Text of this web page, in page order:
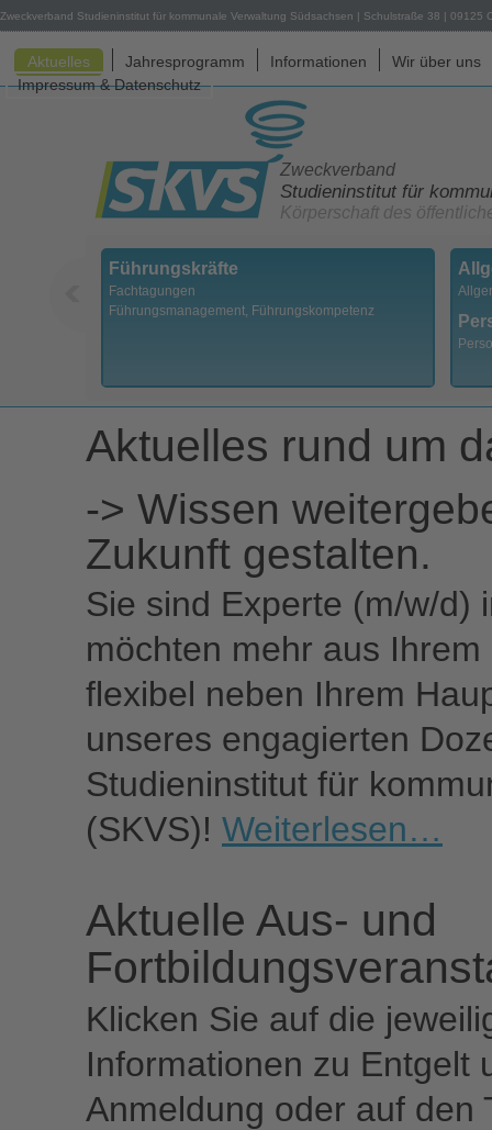
Zweckverband Studieninstitut für kommunale Verwaltung Südsachsen | Schulstraße 38 | 09125
Aktuelles Jahresprogramm Informationen
Wir über uns
Impressum & Datenschutz
Zweckverband
Studieninstitut für
Körperschaft des
Führungskräfte
Fachtagungen
Führungsmanagement, Führungskompetenz
Aktuelles rund um
-> Wissen
Zukunft gestalten.
Sie sind Experte (m/w/d)
möchten mehr aus
flexibel neben Ihrem
unseres engagierten
Studieninstitut für
(SKVS)! Weiterlesen…
Aktuelle Aus- und
Klicken Sie auf die
Informationen zu Entgelt
Anmeldung oder auf den